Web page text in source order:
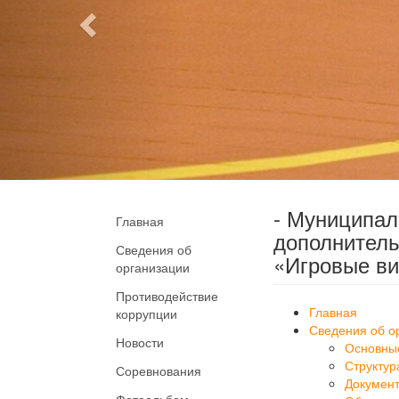
Главная
Сведения об
организации
Противодействие
коррупции
Новости
Соревнования
-
«Игровые
Главная
Сведения об